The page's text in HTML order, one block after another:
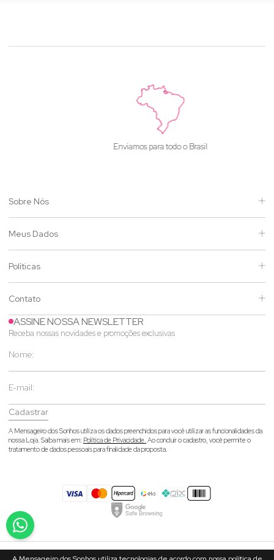
Enviamos para todo o Brasil
Sobre Nós
Meus Dados
Políticas
Contato
ASSINE NOSSA NEWSLETTER
Receba nossas novidades e promoções exclusivas
Cadastrar
A Mensageiro dos Sonhos utiliza os dados preenchidos para você utilizar as funcionalidades da
nossa Loja. Saiba mais em: Política de Privacidade. Ao concluir o cadastro, você permite o
tratamento de dados pessoais para finalidade da proposta.